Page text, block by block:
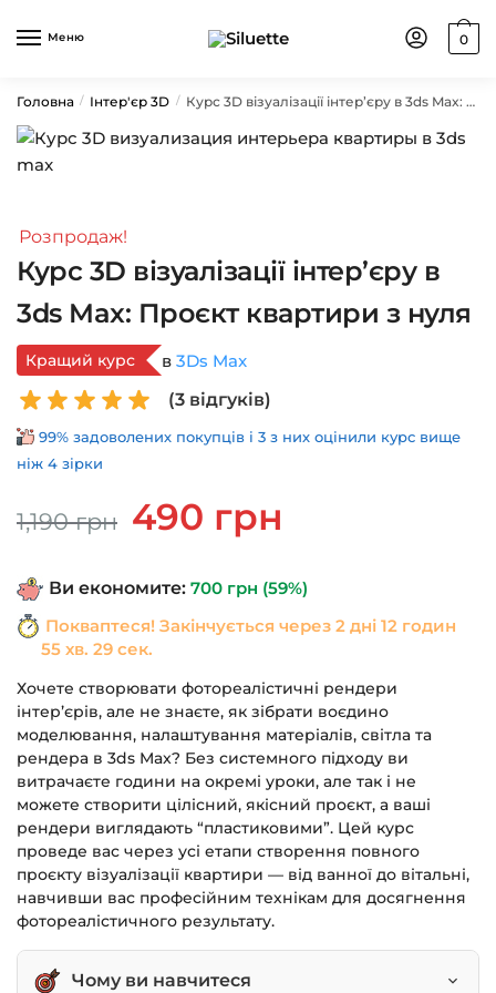
Меню 0
Головна / Інтер'єр 3D / Курс 3D візуалізації інтер’єру в 3ds Max: Проєкт квартири з нуля
Розпродаж!
Курс 3D візуалізації інтер’єру в
3ds Max: Проєкт квартири з нуля
Кращий курс в 3Ds Max
(3відгуків)
99% задоволених покупців і 3 з них оцінили курс вище
ніж 4 зірки
1,190грн
Оригінальна
ціна:
490 грн
Ви економите: 700 грн (59%)
Покваптеся! Закінчується через 2 дні 12 годин
55 хв. 28 сек.
Хочете створювати фотореалістичні рендери
інтер’єрів, але не знаєте, як зібрати воєдино
моделювання, налаштування матеріалів, світла та
рендера в 3ds Max? Без системного підходу ви
витрачаєте години на окремі уроки, але так і не
можете створити цілісний, якісний проєкт, а ваші
рендери виглядають “пластиковими”. Цей курс
проведе вас через усі етапи створення повного
проєкту візуалізації квартири — від ванної до вітальні,
навчивши вас професійним технікам для досягнення
фотореалістичного результату.
Чому ви навчитеся